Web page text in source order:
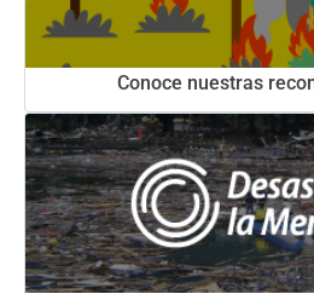
Conoce nuestras